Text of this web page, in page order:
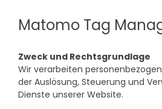
Matomo Tag
Zweck und Rechtsgrundlage
Wir verarbeiten
der Auslösung, Steuerung und
Dienste unserer Website.